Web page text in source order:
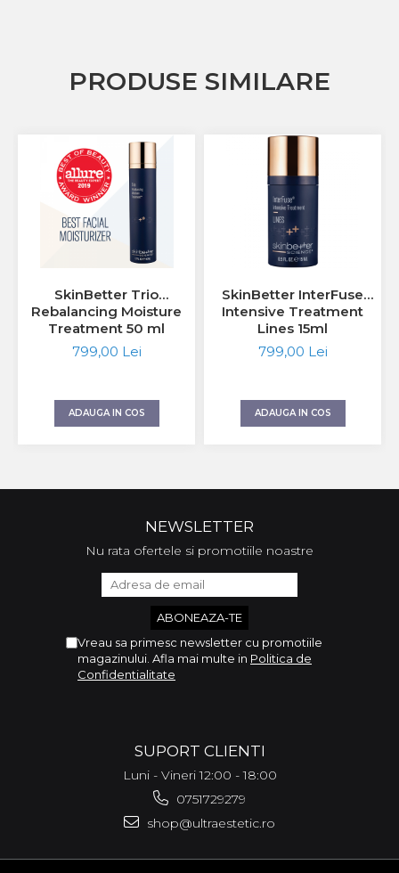
PRODUSE SIMILARE
SkinBetter Trio
Rebalancing Moisture
Treatment 50 ml
799,00 Lei
ADAUGA IN COS
SkinBetter InterFuse
Intensive Treatment
Lines 15ml
799,00 Lei
ADAUGA IN COS
NEWSLETTER
Nu rata ofertele si promotiile noastre
Vreau sa primesc newsletter cu promotiile
magazinului. Afla mai multe in Politica de
Confidentialitate
SUPORT CLIENTI
Luni - Vineri 12:00 - 18:00
0751729279
shop@ultraestetic.ro